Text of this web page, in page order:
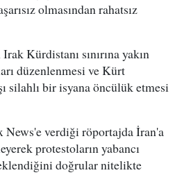
olmasından rahatsız
Kürdistanı sınırına yakın
düzenlenmesi ve Kürt
silahlı bir isyana öncülük etmesi
News'e verdiği röportajda İran'a
protestoların yabancı
doğrular nitelikte